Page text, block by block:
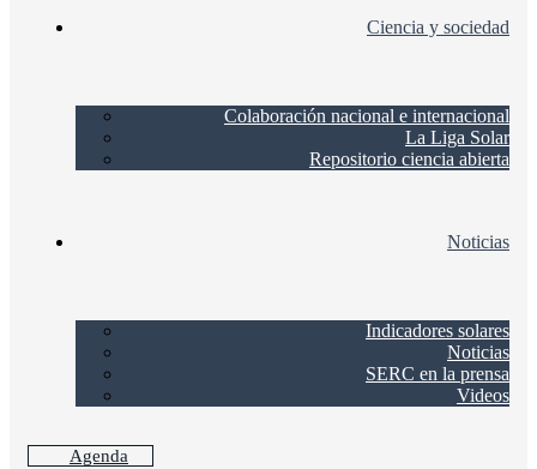
Ciencia y sociedad
Colaboración nacional e internacional
La Liga Solar
Repositorio ciencia abierta
Noticias
Indicadores solares
Noticias
SERC en la prensa
Videos
Agenda